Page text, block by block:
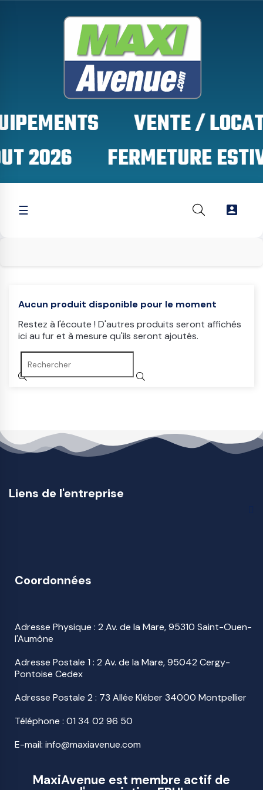
2026
☰ 
Aucun produit disponible pour le moment
Restez à l'écoute ! D'autres produits seront affichés
ici au fur et à mesure qu'ils seront ajoutés.
Liens de l'entreprise
Coordonnées
Adresse Physique : 2 Av. de la Mare, 95310 Saint-Ouen-
l'Aumône
Adresse Postale 1 : 2 Av. de la Mare, 95042 Cergy-
Pontoise Cedex
Adresse Postale 2 : 73 Allée Kléber 34000 Montpellier
Téléphone : 01 34 02 96 50
E-mail: info@maxiavenue.com
MaxiAvenue est membre actif de